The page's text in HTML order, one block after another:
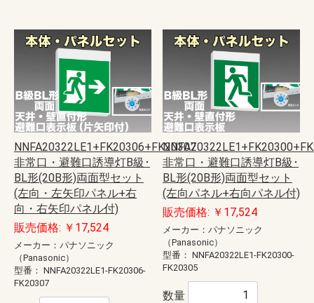
NNFA20322LE1+FK20306+FK20307
非常口・避難口誘導灯B級･
BL形(20B形)両面型セット
(左向・左矢印パネル+右
向・右矢印パネル付)
販売価格: ￥17,524
メーカー：パナソニック
（Panasonic）
型番： NNFA20322LE1-FK20306-
FK20307
非常口・避難口誘導灯B級･
BL形(20B形)両面型セット
(左向パネル+右向パネル付)
販売価格: ￥17,524
メーカー：パナソニック
（Panasonic）
型番： NNFA20322LE1-FK20300-
FK20305
数量